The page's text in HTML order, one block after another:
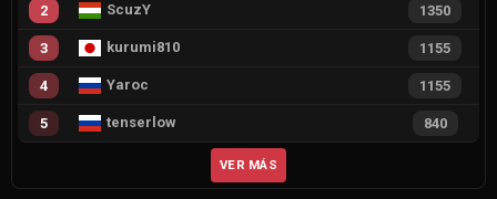
2 ScuzY 1350
3 kurumi810 1155
4 Yaroc 1155
5 tenserlow 840
VER MÁS